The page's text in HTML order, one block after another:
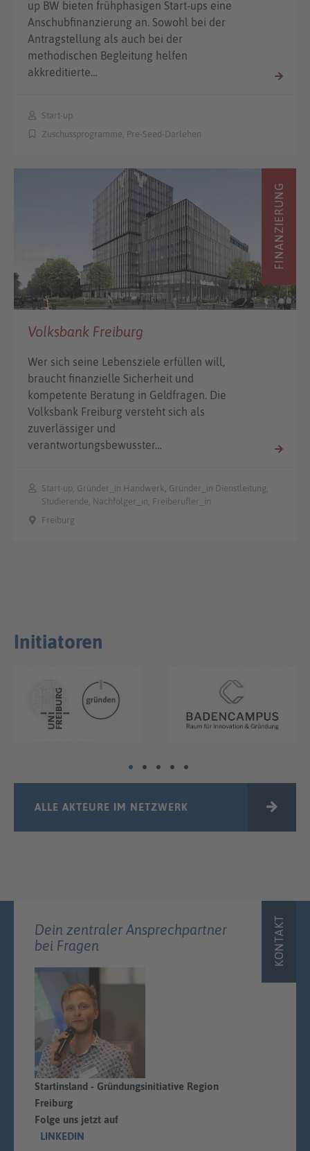
up BW bieten frühphasigen Start-ups eine
Anschubfinanzierung an. Sowohl bei der
Antragstellung als auch bei der
methodischen Begleitung helfen
akkreditierte…
Start-up
Zuschussprogramme, Pre-Seed-Darlehen
FINANZIERUNG
Volksbank Freiburg
Wer sich seine Lebensziele erfüllen will,
braucht finanzielle Sicherheit und
kompetente Beratung in Geldfragen. Die
Volksbank Freiburg versteht sich als
zuverlässiger und
verantwortungsbewusster…
Start-up, Gründer_in Handwerk, Gründer_in Dienstleitung,
Studierende, Nachfolger_in, Freiberufler_in
Freiburg
Initiatoren
ALLE AKTEURE IM NETZWERK
KONTAKT
Dein zentraler Ansprechpartner
bei Fragen
Startinsland - Gründungsinitiative Region
Freiburg
Folge uns jetzt auf
LINKEDIN